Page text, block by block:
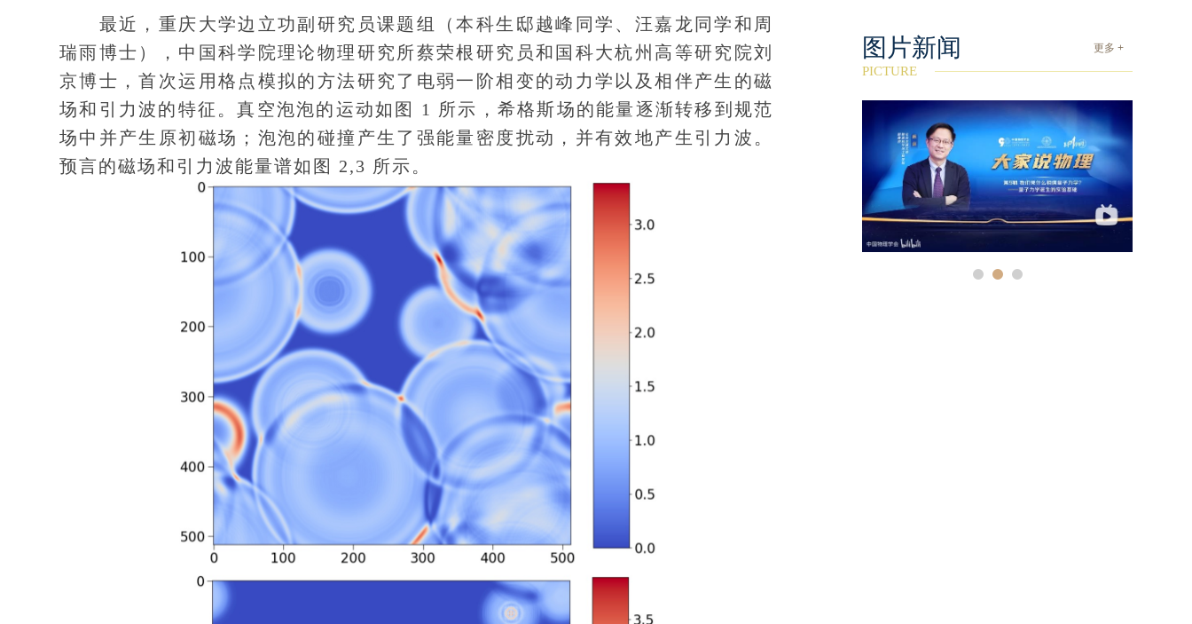
最近，重庆大学边立功副研究员课题组（本科生邸越峰同学、汪嘉龙同学和周
瑞雨博士），中国科学院理论物理研究所蔡荣根研究员和国科大杭州高等研究院刘
京博士，首次运用格点模拟的方法研究了电弱一阶相变的动力学以及相伴产生的磁
场和引力波的特征。真空泡泡的运动如图 1 所示，希格斯场的能量逐渐转移到规范
场中并产生原初磁场；泡泡的碰撞产生了强能量密度扰动，并有效地产生引力波。
预言的磁场和引力波能量谱如图 2,3 所示。
更多 +
图片新闻
PICTURE